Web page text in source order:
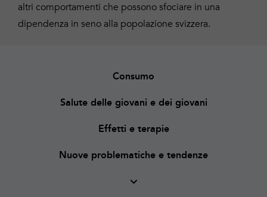
altri comportamenti che possono sfociare in una
dipendenza in seno alla popolazione svizzera.
Consumo
Salute delle giovani e dei giovani
Effetti e terapie
Nuove problematiche e tendenze